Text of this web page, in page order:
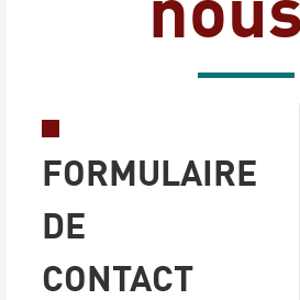
FORMULAIRE
DE
CONTACT